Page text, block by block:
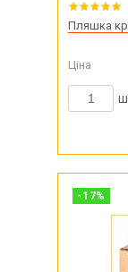
Пляшка
Ціна
- 17%